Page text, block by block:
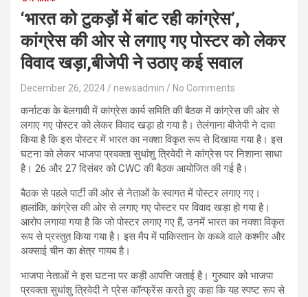
‘भारत को टुकड़ों में बांट रही कांग्रेस’,
कांग्रेस की ओर से लगाए गए पोस्टर को लेकर
विवाद खड़ा,बीजेपी ने उठाए कई सवाल
December 26, 2024 newsadmin No Comments
कर्नाटक के बेलगावी में कांग्रेस कार्य समिति की बैठक में कांग्रेस की ओर से
लगाए गए पोस्टर को लेकर विवाद खड़ा हो गया है। तेलंगाना बीजेपी ने दावा
किया है कि इस पोस्टर में भारत का नक्शा विकृत रूप से दिखाया गया है। इस
घटना को लेकर भाजपा प्रवक्ता सुधांशु त्रिवेदी ने कांग्रेस पर निशाना साधा
है। 26 और 27 दिसंबर को CWC की बैठक आयोजित की गई है।
बैठक से पहले पार्टी की ओर से नेताओं के स्वागत में पोस्टर लगाए गए।
हालांकि, कांग्रेस की ओर से लगाए गए पोस्टर पर विवाद खड़ा हो गया है।
आरोप लगाया गया है कि जो पोस्टर लगाए गए हैं, उनमें भारत का नक्शा विकृत
रूप से प्रस्तुत किया गया है। इस मैप में पाकिस्तान के कब्जे वाले कश्मीर और
अक्साई चीन का क्षेत्र गायब है।
भाजपा नेताओं ने इस घटना पर कड़ी आपत्ति जताई है। गुरुवार को भाजपा
प्रवक्ता सुधांशु त्रिवेदी ने प्रेस कॉन्फ्रेंस करते हुए कहा कि यह स्पष्ट रूप से